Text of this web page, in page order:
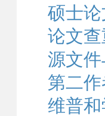
硕士
论文
源文
第二
维普